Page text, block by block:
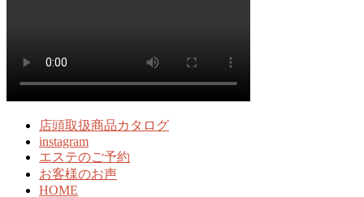
店頭取扱商品カタログ
instagram
エステのご予約
お客様のお声
HOME